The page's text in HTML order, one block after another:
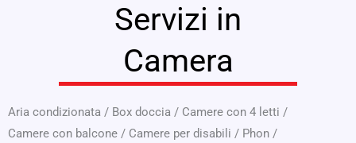
Servizi in
Camera
Aria condizionata / Box doccia / Camere con 4 letti /
Camere con balcone / Camere per disabili / Phon /